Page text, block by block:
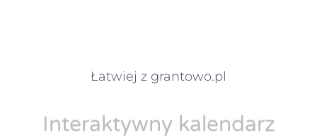
Łatwiej z grantowo.pl
Interaktywny kalendarz